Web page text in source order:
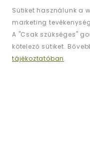
Sütiket használunk a
marketing
A "Csak szükséges"
kötelező sütiket.
tájékoztatóban.
1,850Ft.